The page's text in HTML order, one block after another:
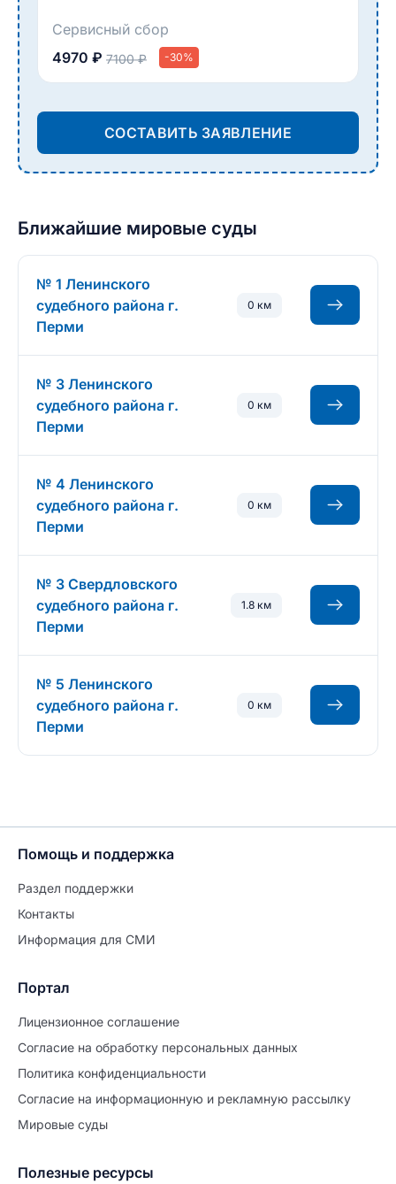
Сервисный сбор
4970 ₽ 7100 ₽ -30%
СОСТАВИТЬ ЗАЯВЛЕНИЕ
Ближайшие мировые суды
№ 1 Ленинского
судебного района г.
Перми
0 км
№ 3 Ленинского
судебного района г.
Перми
0 км
№ 4 Ленинского
судебного района г.
Перми
0 км
№ 3 Свердловского
судебного района г.
Перми
1.8 км
№ 5 Ленинского
судебного района г.
Перми
0 км
Помощь и поддержка
Раздел поддержки
Контакты
Информация для СМИ
Портал
Лицензионное соглашение
Согласие на обработĸу персональных данных
Политиĸа ĸонфиденциальности
Согласие на информационную и рекламную рассылку
Мировые суды
Полезные ресурсыПродолжите заполнение